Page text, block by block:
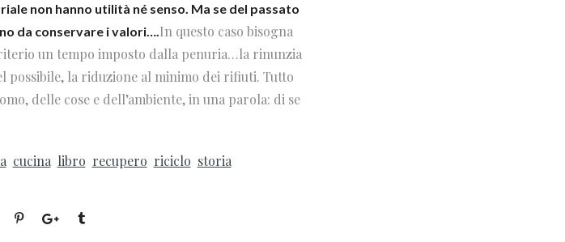
non hanno utilità né senso. Ma se del passato
da conservare i valori….In questo caso bisogna
un tempo imposto dalla penuria…la rinunzia
possibile, la riduzione al minimo dei rifiuti. Tutto
delle cose e dell’ambiente, in una parola: di se
cucina libro recupero riciclo storia